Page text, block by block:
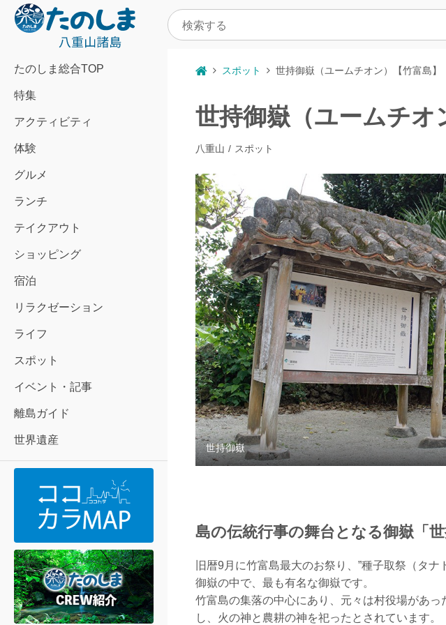
たのしま総合TOP
特集
アクティビティ
体験
グルメ
ランチ
テイクアウト
ショッピング
宿泊
リラクゼーション
ライフ
スポット
イベント・記事
離島ガイド
世界遺産
スポット 世持御嶽（ユームチオン）【竹富島】
世持御嶽（ユームチオ
八重山 スポット
世持御嶽
島の伝統行事の舞台となる御嶽「
旧暦9月に竹富島最大のお祭り、”種子取祭（タ
御嶽の中で、最も有名な御嶽です。
竹富島の集落の中心にあり、元々は村役場があ
し、火の神と農耕の神を祀ったとされています。